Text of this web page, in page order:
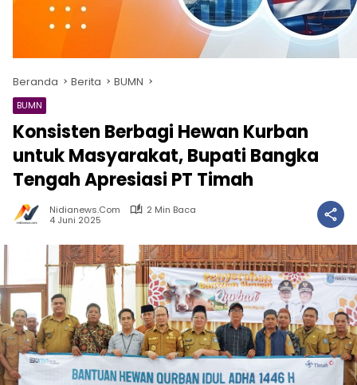
Beranda Berita BUMN
BUMN
Konsisten Berbagi Hewan Kurban
untuk Masyarakat, Bupati Bangka
Tengah Apresiasi PT Timah
Nidianews.com
2 Min Baca
4 Juni 2025